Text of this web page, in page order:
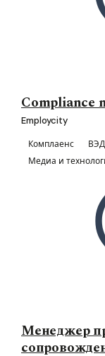
Compliance
Employcity
Комплаенс
Медиа и
Менеджер